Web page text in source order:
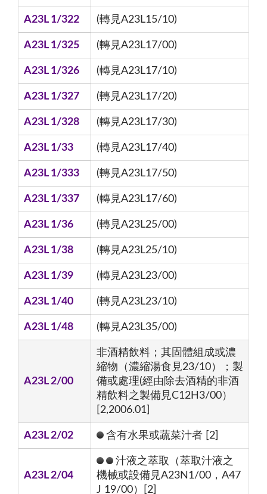
A23L 1/322 (轉見A23L15/10)
A23L 1/325 (轉見A23L17/00)
A23L 1/326 (轉見A23L17/10)
A23L 1/327 (轉見A23L17/20)
A23L 1/328 (轉見A23L17/30)
A23L 1/33 (轉見A23L17/40)
A23L 1/333 (轉見A23L17/50)
A23L 1/337 (轉見A23L17/60)
A23L 1/36 (轉見A23L25/00)
A23L 1/38 (轉見A23L25/10)
A23L 1/39 (轉見A23L23/00)
A23L 1/40 (轉見A23L23/10)
A23L 1/48 (轉見A23L35/00)
A23L 2/00
非酒精飲料；其固體組成或濃
縮物（濃縮湯食見23/10）；製
備或處理(經由除去酒精的非酒
精飲料之製備見C12H3/00）
[2,2006.01]
A23L 2/02 含有水果或蔬菜汁者 [2]
A23L 2/04
汁液之萃取（萃取汁液之
機械或設備見A23N1/00，A47
J 19/00）[2]